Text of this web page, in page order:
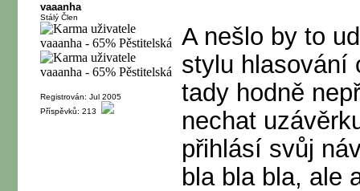
vaaanha
Stálý Člen
Registrován: Jul 2005
Příspěvků: 213
A nešlo by to
stylu hlasování
tady hodně
nechat
přihlásí svůj
bla bla bla, ale